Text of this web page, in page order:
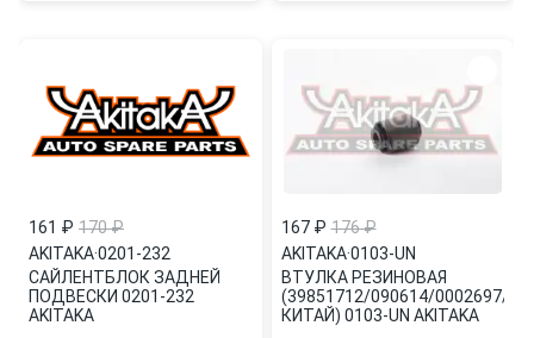
161 ₽ 170 ₽
AKITAKA·0201-232
САЙЛЕНТБЛОК ЗАДНЕЙ
ПОДВЕСКИ 0201-232
AKITAKA
167 ₽ 176 ₽
AKITAKA·0103-UN
ВТУЛКА РЕЗИНОВАЯ
(39851712/090614/0002697/1,
КИТАЙ) 0103-UN AKITAKA